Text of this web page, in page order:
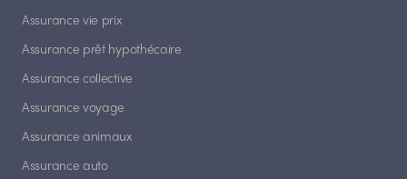
Assurance vie prix
Assurance prêt hypothécaire
Assurance collective
Assurance voyage
Assurance animaux
Assurance auto